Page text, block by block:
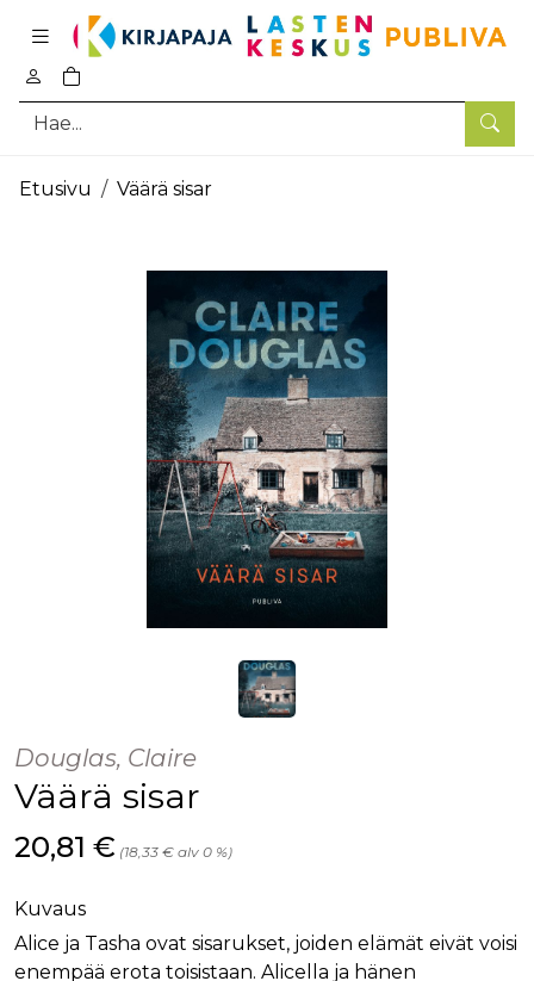
Hae
0
tuotetta ostoskorissa
Pääsisältö
Etusivu Väärä sisar
Douglas, Claire
Väärä sisar
Hinta nyt
20,81 € (18,33 € alv 0 %)
Kuvaus
Alice ja Tasha ovat sisarukset, joiden elämät eivät voisi
enempää erota toisistaan. Alicella ja hänen